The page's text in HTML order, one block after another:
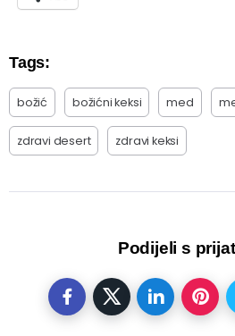
Tags:
božić božićni keksi med
zdravi desert zdravi keksi
Podijeli s